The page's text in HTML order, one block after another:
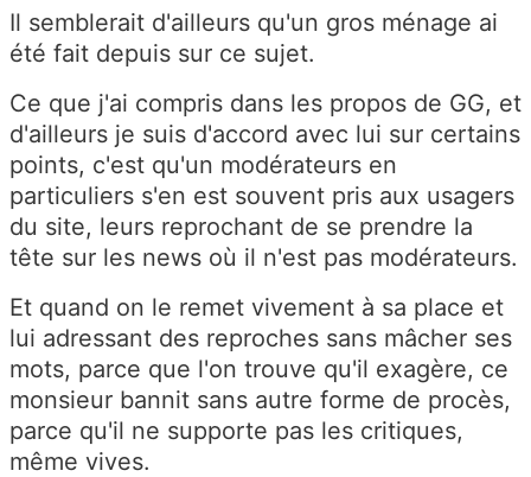
Il semblerait d'ailleurs qu'un gros ménage ai
été fait depuis sur ce sujet.
Ce que j'ai compris dans les propos de GG, et
d'ailleurs je suis d'accord avec lui sur certains
points, c'est qu'un modérateurs en
particuliers s'en est souvent pris aux usagers
du site, leurs reprochant de se prendre la
tête sur les news où il n'est pas modérateurs.
Et quand on le remet vivement à sa place et
lui adressant des reproches sans mâcher ses
mots, parce que l'on trouve qu'il exagère, ce
monsieur bannit sans autre forme de procès,
parce qu'il ne supporte pas les critiques,
même vives.